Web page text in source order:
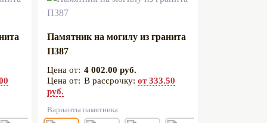
Памятник на могилу из гранита
П387
4 002.00 руб.
В рассрочку: от 333.50
руб.
Варианты памятника